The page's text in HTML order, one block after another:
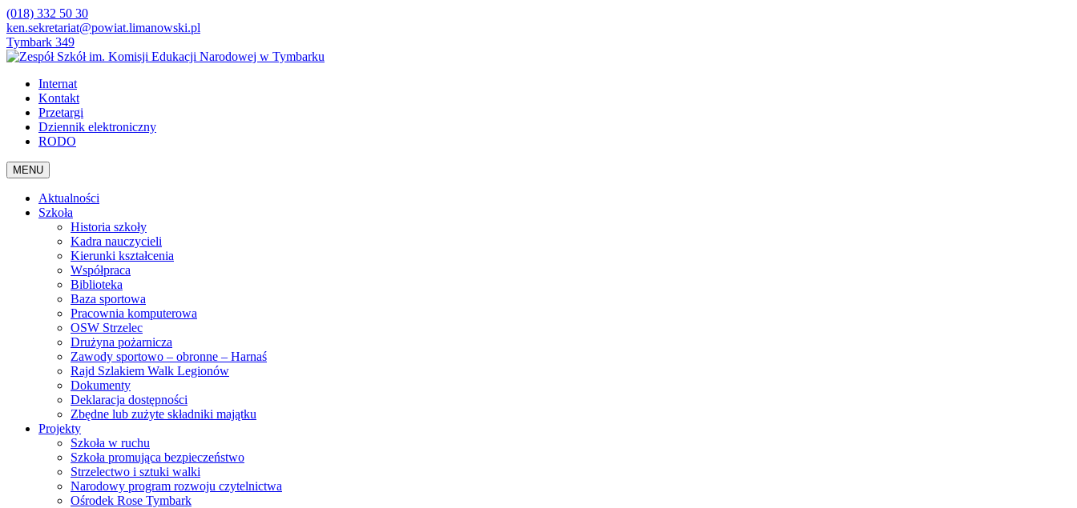
(018) 332 50 30
ken.sekretariat@powiat.limanowski.pl
Tymbark 349
Internat
Kontakt
Przetargi
Dziennik elektroniczny
RODO
MENU
Aktualności
Szkoła
Historia szkoły
Kadra nauczycieli
Kierunki kształcenia
Współpraca
Biblioteka
Baza sportowa
Pracownia komputerowa
OSW Strzelec
Drużyna pożarnicza
Zawody sportowo – obronne – Harnaś
Rajd Szlakiem Walk Legionów
Dokumenty
Deklaracja dostępności
Zbędne lub zużyte składniki majątku
Projekty
Szkoła w ruchu
Szkoła promująca bezpieczeństwo
Strzelectwo i sztuki walki
Narodowy program rozwoju czytelnictwa
Ośrodek Rose Tymbark